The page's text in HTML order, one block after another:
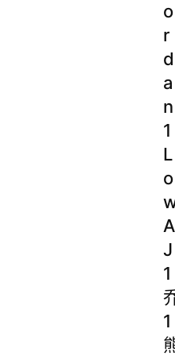
o
r
d
a
n
1
L
o
A
J
1
1